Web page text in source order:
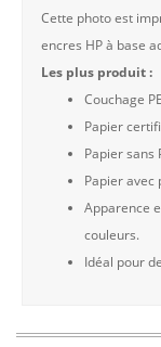
Cette photo est
encres HP à base
Les plus produit :
Couchage
Papier
Papier sans
Papier avec
Apparence
couleurs.
Idéal pour